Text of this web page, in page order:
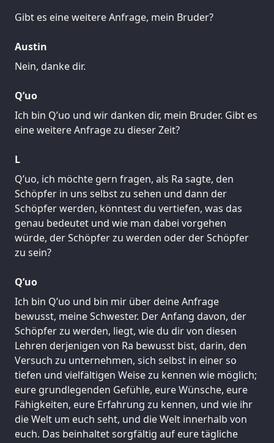
Gibt es eine weitere Anfrage, mein Bruder?
Austin
Nein, danke dir.
Q’uo
Ich bin Q’uo und wir danken dir, mein Bruder. Gibt es
eine weitere Anfrage zu dieser Zeit?
L
Q’uo, ich möchte gern fragen, als Ra sagte, den
Schöpfer in uns selbst zu sehen und dann der
Schöpfer werden, könntest du vertiefen, was das
genau bedeutet und wie man dabei vorgehen
würde, der Schöpfer zu werden oder der Schöpfer
zu sein?
Q’uo
Ich bin Q’uo und bin mir über deine Anfrage
bewusst, meine Schwester. Der Anfang davon, der
Schöpfer zu werden, liegt, wie du dir von diesen
Lehren derjenigen von Ra bewusst bist, darin, den
Versuch zu unternehmen, sich selbst in einer so
tiefen und vielfältigen Weise zu kennen wie möglich;
eure grundlegenden Gefühle, eure Wünsche, eure
Fähigkeiten, eure Erfahrung zu kennen, und wie ihr
die Welt um euch seht, und die Welt innerhalb von
euch. Das beinhaltet sorgfältig auf eure tägliche